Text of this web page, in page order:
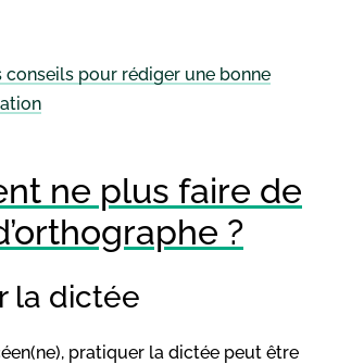
conseils pour rédiger une bonne
ne plus faire de
?
la dictée
pratiquer la dictée peut être